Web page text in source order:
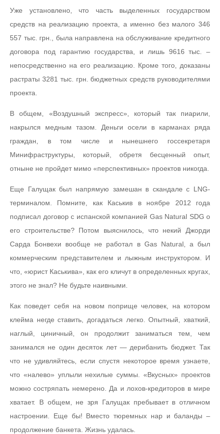
Уже установлено, что часть выделенных государством
средств на реализацию проекта, а именно без малого 346
557 тыс. грн., была направлена на обслуживание кредитного
договора под гарантию государства, и лишь 9616 тыс. –
непосредственно на его реализацию. Кроме того, доказаны
растраты 3281 тыс. грн. бюджетных средств руководителями
проекта.
В общем, «Воздушный экспресс», который так пиарили,
накрылся медным тазом. Деньги осели в карманах ряда
граждан, в том числе и нынешнего госсекретаря
Минифраструктуры, который, обретя бесценный опыт,
отныне не пройдет мимо «перспективных» проектов никогда.
Еще Галущак был напрямую замешан в скандале с LNG-
терминалом. Помните, как Каськив в ноябре 2012 года
подписал договор с испанской компанией Gas Natural SDG о
его строительстве? Потом выяснилось, что некий Джорди
Сарда Бонвехи вообще не работал в Gas Natural, а был
коммерческим представителем и лыжным инструктором. И
что, «юрист Каськива», как его кличут в определенных кругах,
этого не знал? Не будьте наивными.
Как поведет себя на новом поприще человек, на котором
клейма негде ставить, догадаться легко. Опытный, хваткий,
наглый, циничный, он продолжит заниматься тем, чем
занимался не один десяток лет — дерибанить бюджет. Так
что не удивляйтесь, если спустя некоторое время узнаете,
что «налево» уплыли нехилые суммы. «Вкусных» проектов
можно состряпать немерено. Да и лохов-кредиторов в мире
хватает. В общем, не зря Галущак пребывает в отличном
настроении. Еще бы! Вместо тюремных нар и баланды –
продолжение банкета. Жизнь удалась.